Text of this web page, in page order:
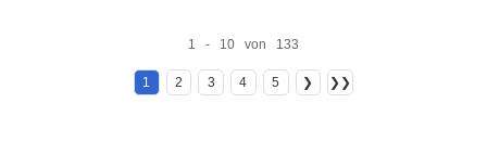
1 - 10 von 133
1 2 3 4 5 ❯ ❯❯